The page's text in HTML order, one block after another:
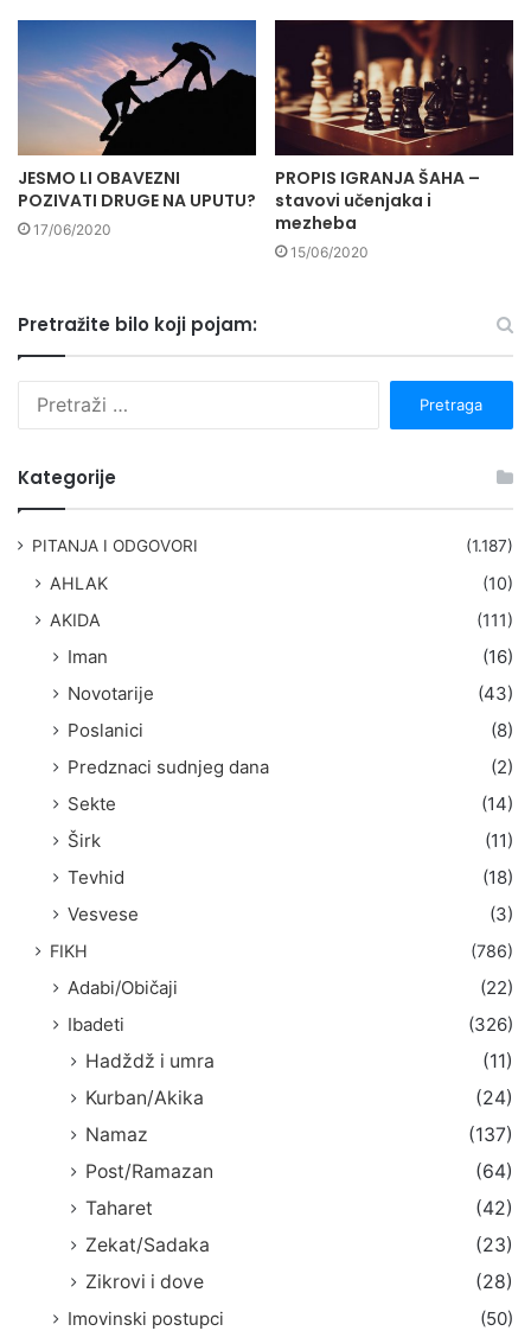
JESMO LI OBAVEZNI
POZIVATI DRUGE NA UPUTU?
17/06/2020
PROPIS IGRANJA ŠAHA –
stavovi učenjaka i
mezheba
15/06/2020
Pretražite bilo koji pojam:
Kategorije
PITANJA I ODGOVORI (1.187)
AHLAK
(10)
AKIDA
(111)
Iman
(16)
Novotarije
(43)
Poslanici
(8)
Predznaci sudnjeg dana
(2)
Sekte
(14)
Širk
(11)
Tevhid
(18)
Vesvese
(3)
FIKH (786)
Adabi/Običaji
(22)
Ibadeti
(326)
Hadždž i umra
(11)
Kurban/Akika
(24)
Namaz
(137)
Post/Ramazan
(64)
Taharet
(42)
Zekat/Sadaka
(23)
Zikrovi i dove
(28)
Imovinski postupci
(50)